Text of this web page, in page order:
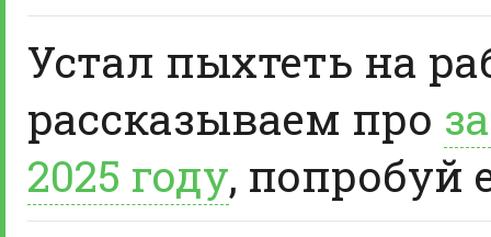
Устал пыхтеть на
рассказываем про
2025 году, попробуй